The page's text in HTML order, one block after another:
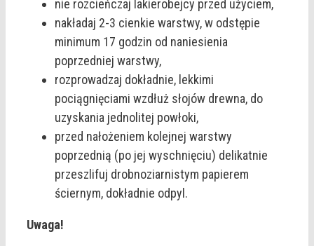
nie rozcieńczaj lakierobejcy przed użyciem,
nakładaj 2-3 cienkie warstwy, w odstępie
minimum 17 godzin od naniesienia
poprzedniej warstwy,
rozprowadzaj dokładnie, lekkimi
pociągnięciami wzdłuż słojów drewna, do
uzyskania jednolitej powłoki,
przed nałożeniem kolejnej warstwy
poprzednią (po jej wyschnięciu) delikatnie
przeszlifuj drobnoziarnistym papierem
ściernym, dokładnie odpyl.
Uwaga!